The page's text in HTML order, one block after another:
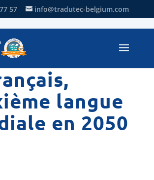
57 info@tradutec-belgium.com
langue
en 2050